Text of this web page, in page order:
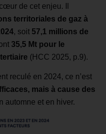
de cet enjeu. Il
territoriales de gaz à
, soit 57,1 millions de
35,5 Mt pour le
(HCC 2025, p.9).
reculé en 2024, ce n’est
mais à cause des
automne et en hiver.